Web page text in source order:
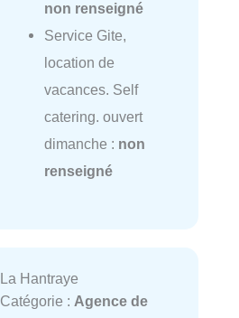
non renseigné
Service Gite,
location de
vacances. Self
catering. ouvert
dimanche : non
renseigné
La Hantraye
Catégorie : Agence de